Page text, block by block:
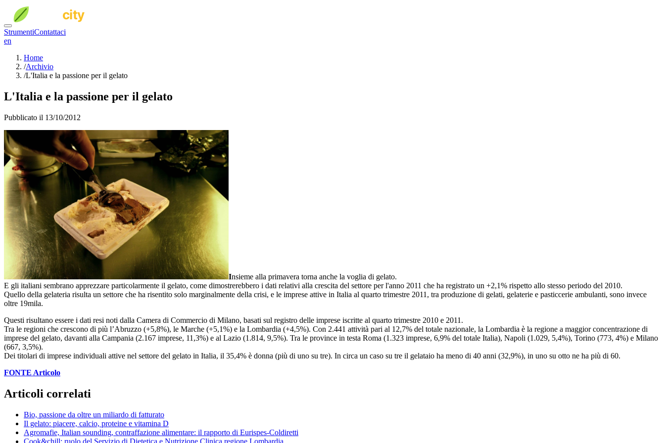
StrumentiContattaci
en
Home
/Archivio
/L'Italia e la passione per il gelato
L'Italia e la passione per il gelato
Pubblicato il 13/10/2012
Insieme alla primavera torna anche la voglia di gelato.
E gli italiani sembrano apprezzare particolarmente il gelato, come dimostrerebbero i dati relativi alla crescita del settore per l'anno 2011 che ha registrato un +2,1% rispetto allo stesso periodo del 2010.
Quello della gelateria risulta un settore che ha risentito solo marginalmente della crisi, e le imprese attive in Italia al quarto trimestre 2011, tra produzione di gelati, gelaterie e pasticcerie ambulanti, sono invece
oltre 19mila.
Questi risultano essere i dati resi noti dalla Camera di Commercio di Milano, basati sul registro delle imprese iscritte al quarto trimestre 2010 e 2011.
Tra le regioni che crescono di più l’Abruzzo (+5,8%), le Marche (+5,1%) e la Lombardia (+4,5%). Con 2.441 attività pari al 12,7% del totale nazionale, la Lombardia è la regione a maggior concentrazione di
imprese del gelato, davanti alla Campania (2.167 imprese, 11,3%) e al Lazio (1.814, 9,5%). Tra le province in testa Roma (1.323 imprese, 6,9% del totale Italia), Napoli (1.029, 5,4%), Torino (773, 4%) e Milano
(667, 3,5%).
Dei titolari di imprese individuali attive nel settore del gelato in Italia, il 35,4% è donna (più di uno su tre). In circa un caso su tre il gelataio ha meno di 40 anni (32,9%), in uno su otto ne ha più di 60.
FONTE Articolo
Articoli correlati
Bio, passione da oltre un miliardo di fatturato
Il gelato: piacere, calcio, proteine e vitamina D
Agromafie, Italian sounding, contraffazione alimentare: il rapporto di Eurispes-Coldiretti
Cook&chill: ruolo del Servizio di Dietetica e Nutrizione Clinica regione Lombardia